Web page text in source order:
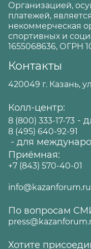
Организацией,
платежей,
некоммерческая
спортивных и
1655068636, ОГРН
Контакты
420049 г. Казань,
Колл-центр:
8 (800) 333-17-73 -
8 (495) 640-92-91
- для
Приёмная:
+7 (843) 570-40-01
info@kazanforum.ru
По вопросам
Хотите